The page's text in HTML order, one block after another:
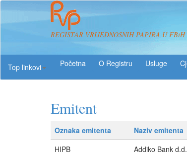
REGISTAR VRIJEDNOSNIH PAPIRA U FBiH
Top linkovi
O Registru Usluge
Emitent
Oznaka emitenta Naziv emitenta
HIPB
Addiko Bank d.d.